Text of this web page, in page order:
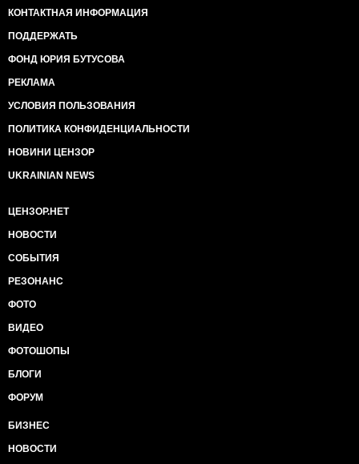
КОНТАКТНАЯ ИНФОРМАЦИЯ
ПОДДЕРЖАТЬ
ФОНД ЮРИЯ БУТУСОВА
РЕКЛАМА
УСЛОВИЯ ПОЛЬЗОВАНИЯ
ПОЛИТИКА КОНФИДЕНЦИАЛЬНОСТИ
НОВИНИ ЦЕНЗОР
UKRAINIAN NEWS
ЦЕНЗОР.НЕТ
НОВОСТИ
СОБЫТИЯ
РЕЗОНАНС
ФОТО
ВИДЕО
ФОТОШОПЫ
БЛОГИ
ФОРУМ
БИЗНЕС
НОВОСТИ